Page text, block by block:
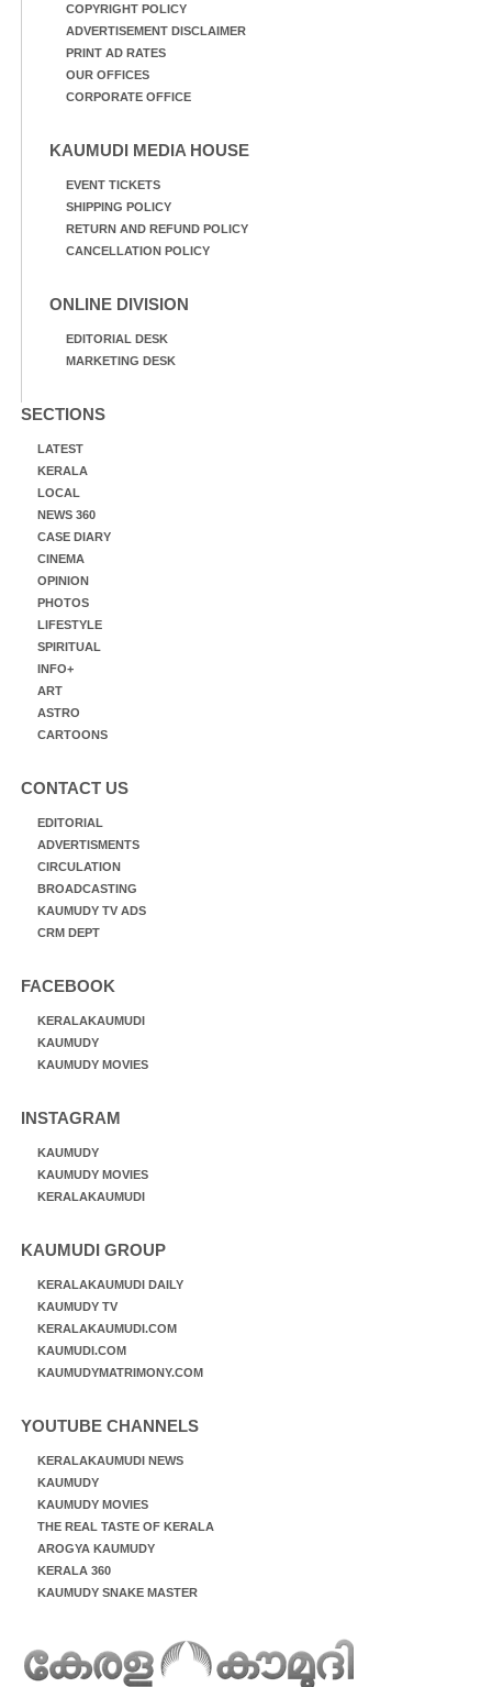
COPYRIGHT POLICY
ADVERTISEMENT DISCLAIMER
PRINT AD RATES
OUR OFFICES
CORPORATE OFFICE
KAUMUDI MEDIA HOUSE
EVENT TICKETS
SHIPPING POLICY
RETURN AND REFUND POLICY
CANCELLATION POLICY
ONLINE DIVISION
EDITORIAL DESK
MARKETING DESK
SECTIONS
LATEST
KERALA
LOCAL
NEWS 360
CASE DIARY
CINEMA
OPINION
PHOTOS
LIFESTYLE
SPIRITUAL
INFO+
ART
ASTRO
CARTOONS
CONTACT US
EDITORIAL
ADVERTISMENTS
CIRCULATION
BROADCASTING
KAUMUDY TV ADS
CRM DEPT
FACEBOOK
KERALAKAUMUDI
KAUMUDY
KAUMUDY MOVIES
INSTAGRAM
KAUMUDY
KAUMUDY MOVIES
KERALAKAUMUDI
KAUMUDI GROUP
KERALAKAUMUDI DAILY
KAUMUDY TV
KERALAKAUMUDI.COM
KAUMUDI.COM
KAUMUDYMATRIMONY.COM
YOUTUBE CHANNELS
KERALAKAUMUDI NEWS
KAUMUDY
KAUMUDY MOVIES
THE REAL TASTE OF KERALA
AROGYA KAUMUDY
KERALA 360
KAUMUDY SNAKE MASTER